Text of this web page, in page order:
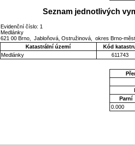
Seznam jednotlivých
Evidenční číslo: 1
Medlánky
621 00 Brno, Jabloňová, Ostružinová, okres Brno-
Katastrální území
Kód
Medlánky
611743
Parní
0.000